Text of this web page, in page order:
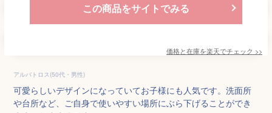
この商品をサイトでみる
価格と在庫を楽天でチェック >>
アルバトロス(50代・男性)
可愛らしいデザインになっていてお子様にも人気です。洗面所
や台所など、ご自身で使いやすい場所にぶら下げることができ